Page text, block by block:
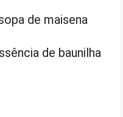
de maisena
de baunilha